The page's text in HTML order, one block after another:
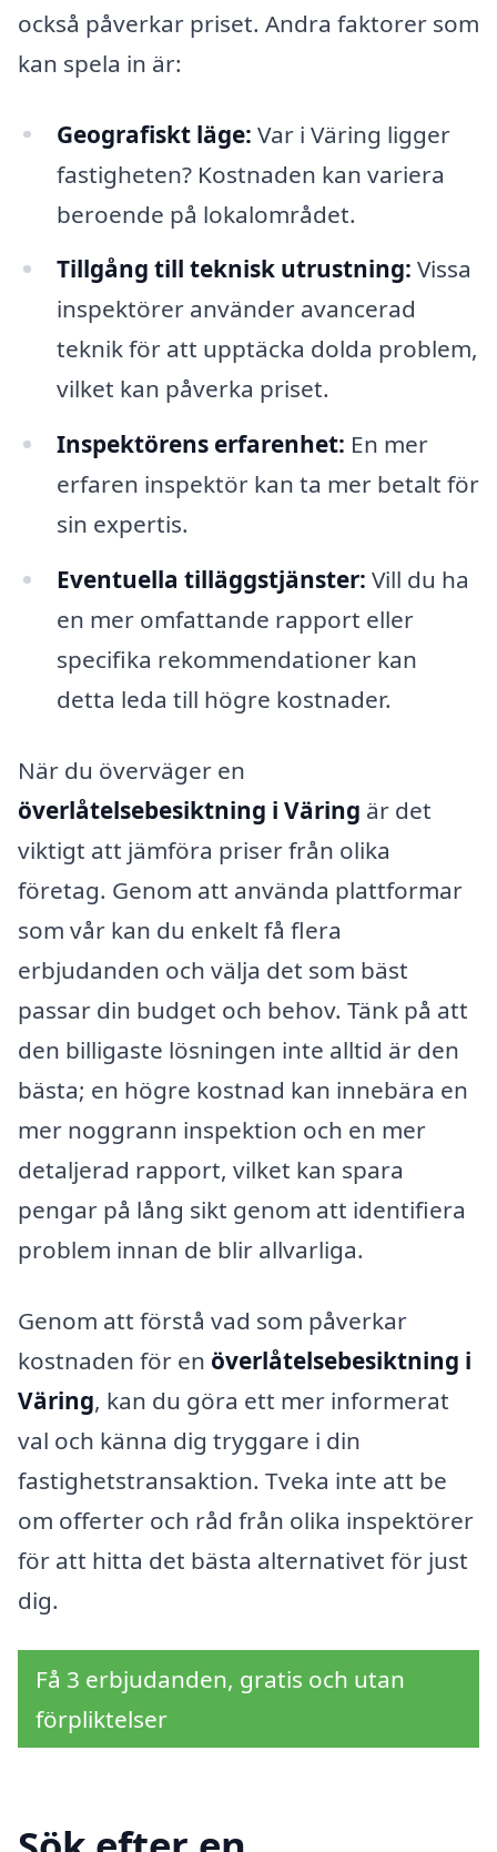
också påverkar priset. Andra faktorer som
kan spela in är:
Geografiskt läge: Var i Väring ligger
fastigheten? Kostnaden kan variera
beroende på lokalområdet.
Tillgång till teknisk utrustning: Vissa
inspektörer använder avancerad
teknik för att upptäcka dolda problem,
vilket kan påverka priset.
Inspektörens erfarenhet: En mer
erfaren inspektör kan ta mer betalt för
sin expertis.
Eventuella tilläggstjänster: Vill du ha
en mer omfattande rapport eller
specifika rekommendationer kan
detta leda till högre kostnader.
När du överväger en
överlåtelsebesiktning i Väring är det
viktigt att jämföra priser från olika
företag. Genom att använda plattformar
som vår kan du enkelt få flera
erbjudanden och välja det som bäst
passar din budget och behov. Tänk på att
den billigaste lösningen inte alltid är den
bästa; en högre kostnad kan innebära en
mer noggrann inspektion och en mer
detaljerad rapport, vilket kan spara
pengar på lång sikt genom att identifiera
problem innan de blir allvarliga.
Genom att förstå vad som påverkar
kostnaden för en överlåtelsebesiktning i
Väring, kan du göra ett mer informerat
val och känna dig tryggare i din
fastighetstransaktion. Tveka inte att be
om offerter och råd från olika inspektörer
för att hitta det bästa alternativet för just
dig.
Få 3 erbjudanden, gratis och utan
förpliktelser